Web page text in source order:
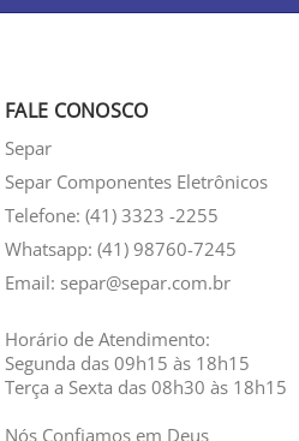
FALE CONOSCO
Separ
Separ Componentes Eletrônicos
Telefone: (41) 3323 -2255
Whatsapp: (41) 98760-7245
Email: separ@separ.com.br
Horário de Atendimento:
Segunda das 09h15 às 18h15
Terça a Sexta das 08h30 às 18h15
Nós Confiamos em Deus